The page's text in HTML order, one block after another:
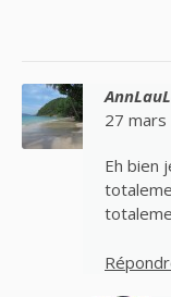
27
Eh bien